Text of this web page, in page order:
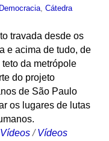
Democracia, Cátedra
travada desde os
e acima de tudo, de
da metrópole
do projeto
de São Paulo
os lugares de lutas
Vídeos /Vídeos